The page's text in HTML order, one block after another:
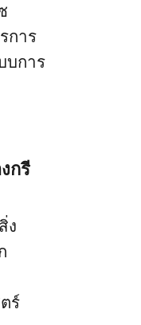
การ
บการ
กรี
ง
ร์